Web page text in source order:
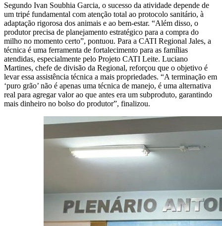
Segundo Ivan Soubhia Garcia, o sucesso da atividade depende de
um tripé fundamental com atenção total ao protocolo sanitário, à
adaptação rigorosa dos animais e ao bem-estar. “Além disso, o
produtor precisa de planejamento estratégico para a compra do
milho no momento certo”, pontuou. Para a CATI Regional Jales, a
técnica é uma ferramenta de fortalecimento para as famílias
atendidas, especialmente pelo Projeto CATI Leite. Luciano
Martines, chefe de divisão da Regional, reforçou que o objetivo é
levar essa assistência técnica a mais propriedades. “A terminação em
‘puro grão’ não é apenas uma técnica de manejo, é uma alternativa
real para agregar valor ao que antes era um subproduto, garantindo
mais dinheiro no bolso do produtor”, finalizou.